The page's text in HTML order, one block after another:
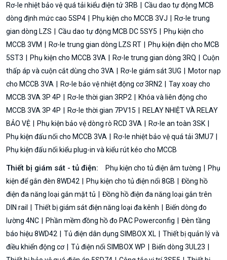
Rơ-le nhiệt bảo vệ quá tải kiểu điện tử 3RB
Cầu dao tự động MCB
dòng định mức cao 5SP4
Phụ kiện cho MCCB 3VJ
Rơ-le trung
gian dòng LZS
Cầu dao tự động MCB DC 5SY5
Phụ kiện cho
MCCB 3VM
Rơ-le trung gian dòng LZS RT
Phụ kiện điện cho MCB
5ST3
Phụ kiện cho MCCB 3VA Rơ-le trung gian dòng 3RQ
Cuộn
thấp áp và cuộn cắt dùng cho 3VA
Rơ-le giám sát 3UG
Motor nạp
cho MCCB 3VA
Rơ-le bảo vệ nhiệt động cơ 3RN2
Tay xoay cho
MCCB 3VA 3P 4P
Rơ-le thời gian 3RP2
Khóa và liên động cho
MCCB 3VA 3P 4P
Rơ-le thời gian 7PV15
RELAY NHIỆT VÀ RELAY
BẢO VỆ
Phụ kiện bảo vệ dòng rò RCD 3VA
Rơ-le an toàn 3SK
Phụ kiện đấu nối cho MCCB 3VA
Rơ-le nhiệt bảo vệ quá tải 3MU7
Phụ kiện đấu nối kiểu plug-in và kiểu rút kéo cho MCCB
Thiết bị giám sát - tủ điện: Phụ kiện cho tủ điện âm tường
Phụ
kiện để gắn đèn 8WD42
Phụ kiện cho tủ điện nổi 8GB
Đồng hồ
điện đa năng loại gắn mặt tủ
Đồng hồ điện đa năng loại gắn trên
DIN rail
Thiết bị giám sát điện năng loại đa kênh
Biến dòng đo
lường 4NC
Phần mềm đồng hồ đo PAC Powerconfig
Đèn tầng
báo hiệu 8WD42
Tủ điện dân dụng SIMBOX XL
Thiết bị quản lý và
điều khiển động cơ
Tủ điện nổi SIMBOX WP
Biến dòng 3UL23